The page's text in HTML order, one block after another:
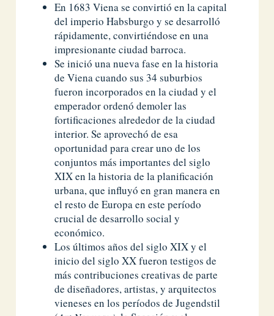
En 1683 Viena se convirtió en la capital
del imperio Habsburgo y se desarrolló
rápidamente, convirtiéndose en una
impresionante ciudad barroca.
Se inició una nueva fase en la historia
de Viena cuando sus 34 suburbios
fueron incorporados en la ciudad y el
emperador ordenó demoler las
fortificaciones alrededor de la ciudad
interior. Se aprovechó de esa
oportunidad para crear uno de los
conjuntos más importantes del siglo
XIX en la historia de la planificación
urbana, que influyó en gran manera en
el resto de Europa en este período
crucial de desarrollo social y
económico.
Los últimos años del siglo XIX y el
inicio del siglo XX fueron testigos de
más contribuciones creativas de parte
de diseñadores, artistas, y arquitectos
vieneses en los períodos de Jugendstil